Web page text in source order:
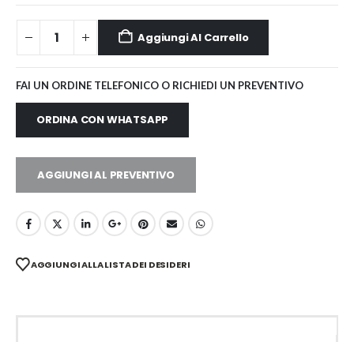
Aggiungi Al Carrello
FAI UN ORDINE TELEFONICO O RICHIEDI UN PREVENTIVO
ORDINA CON WHATSAPP
AGGIUNGI AL PREVENTIVO
AGGIUNGI ALLA LISTA DEI DESIDERI